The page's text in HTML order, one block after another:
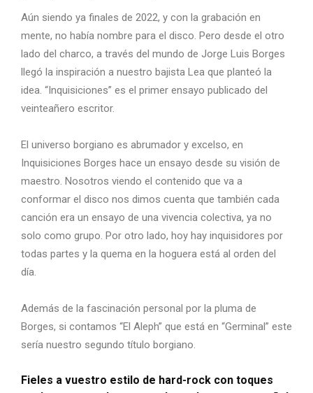
Aún siendo ya finales de 2022, y con la grabación en
mente, no había nombre para el disco. Pero desde el otro
lado del charco, a través del mundo de Jorge Luis Borges
llegó la inspiración a nuestro bajista Lea que planteó la
idea. “Inquisiciones” es el primer ensayo publicado del
veinteañero escritor.
El universo borgiano es abrumador y excelso, en
Inquisiciones Borges hace un ensayo desde su visión de
maestro. Nosotros viendo el contenido que va a
conformar el disco nos dimos cuenta que también cada
canción era un ensayo de una vivencia colectiva, ya no
solo como grupo. Por otro lado, hoy hay inquisidores por
todas partes y la quema en la hoguera está al orden del
día.
Además de la fascinación personal por la pluma de
Borges, si contamos “El Aleph” que está en “Germinal” este
sería nuestro segundo título borgiano.
Fieles a vuestro estilo de hard-rock con toques